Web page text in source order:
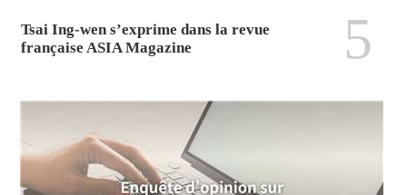
Tsai Ing-wen s’exprime dans la revue
française ASIA Magazine
5